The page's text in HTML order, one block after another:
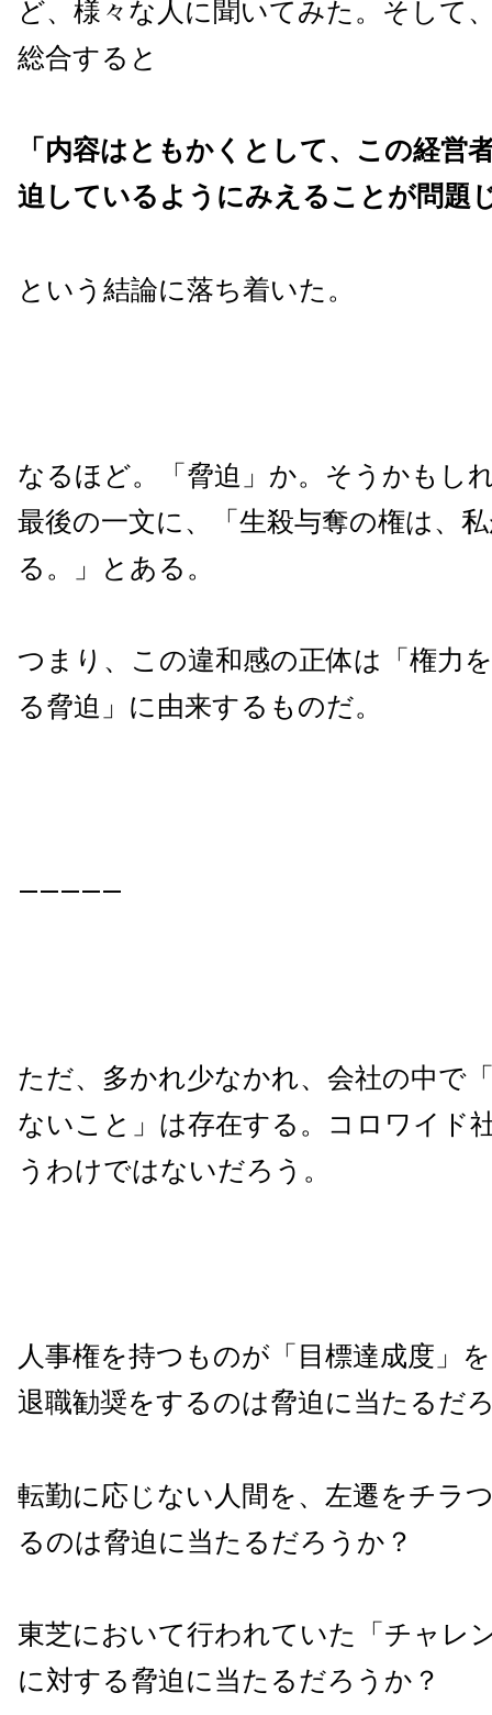
ど、様々な人に聞いてみた。そして
総合すると
「内容はともかくとして、この経営
迫しているようにみえることが問題
という結論に落ち着いた。
なるほど。「脅迫」か。そうかもし
最後の一文に、「生殺与奪の権は、
る。」とある。
つまり、この違和感の正体は「権力
る脅迫」に由来するものだ。
—————
ただ、多かれ少なかれ、会社の中で
ないこと」は存在する。コロワイド
うわけではないだろう。
人事権を持つものが「目標達成度」
退職勧奨をするのは脅迫に当たるだ
転勤に応じない人間を、左遷をチラ
るのは脅迫に当たるだろうか？
東芝において行われていた「チャレ
に対する脅迫に当たるだろうか？